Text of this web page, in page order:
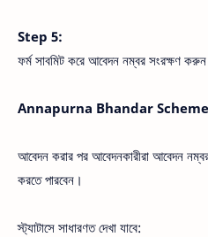
Step 5:
ফর্ম সাবমিট করে আবেদন নম্বর সংরক্ষণ
Annapurna Bhandar
আবেদন করার পর আবেদনকারীরা আবেদন
করতে পারবেন।
স্ট্যাটাসে সাধারণত দেখা যাবে: